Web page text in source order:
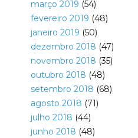
março 2019 (54)
fevereiro 2019 (48)
janeiro 2019 (50)
dezembro 2018 (47)
novembro 2018 (35)
outubro 2018 (48)
setembro 2018 (68)
agosto 2018 (71)
julho 2018 (44)
junho 2018 (48)